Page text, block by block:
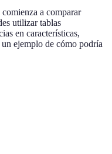
a comparar
utilizar tablas
en características,
ejemplo de cómo podría